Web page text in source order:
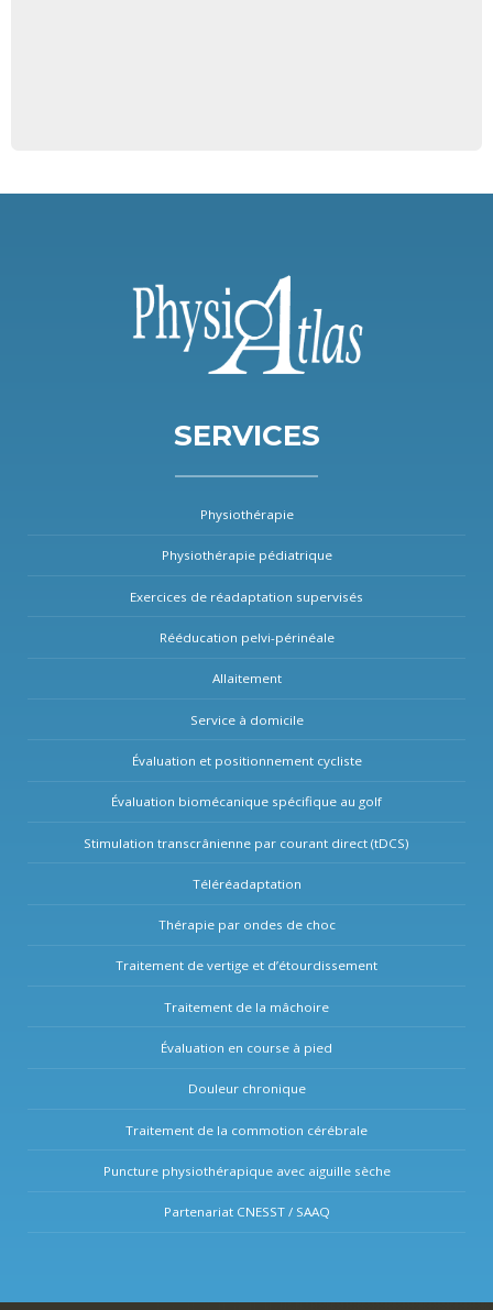
SERVICES
Physiothérapie
Physiothérapie pédiatrique
Exercices de réadaptation supervisés
Rééducation pelvi-périnéale
Allaitement
Service à domicile
Évaluation et positionnement cycliste
Évaluation biomécanique spécifique au golf
Stimulation transcrânienne par courant direct (tDCS)
Téléréadaptation
Thérapie par ondes de choc
Traitement de vertige et d’étourdissement
Traitement de la mâchoire
Évaluation en course à pied
Douleur chronique
Traitement de la commotion cérébrale
Puncture physiothérapique avec aiguille sèche
Partenariat CNESST / SAAQ